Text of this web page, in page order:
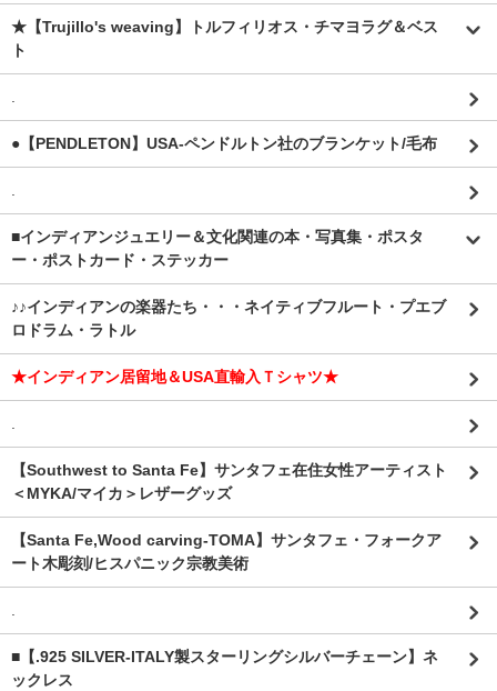
★【Trujillo's weaving】トルフィリオス・チマヨラグ＆ベス
ト
.
●【PENDLETON】USA-ペンドルトン社のブランケット/毛布
.
■インディアンジュエリー＆文化関連の本・写真集・ポスタ
ー・ポストカード・ステッカー
♪♪インディアンの楽器たち・・・ネイティブフルート・プエブ
ロドラム・ラトル
★インディアン居留地＆USA直輸入Ｔシャツ★
.
【Southwest to Santa Fe】サンタフェ在住女性アーティスト
＜MYKA/マイカ＞レザーグッズ
【Santa Fe,Wood carving-TOMA】サンタフェ・フォークア
ート木彫刻/ヒスパニック宗教美術
.
■【.925 SILVER-ITALY製スターリングシルバーチェーン】ネ
ックレス